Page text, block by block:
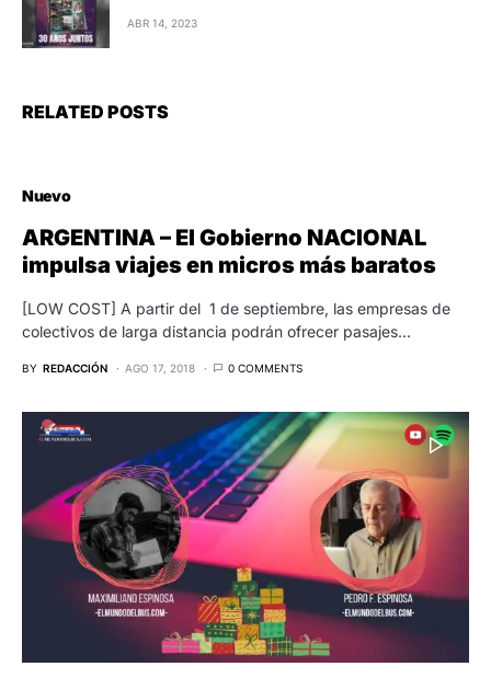
ABR 14, 2023
RELATED POSTS
Nuevo
ARGENTINA – El Gobierno NACIONAL
impulsa viajes en micros más baratos
[LOW COST] A partir del 1 de septiembre, las empresas de
colectivos de larga distancia podrán ofrecer pasajes…
BY REDACCIÓN AGO 17, 2018 0 COMMENTS